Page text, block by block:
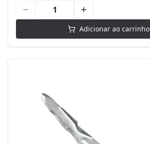
Adicionar ao carrinho